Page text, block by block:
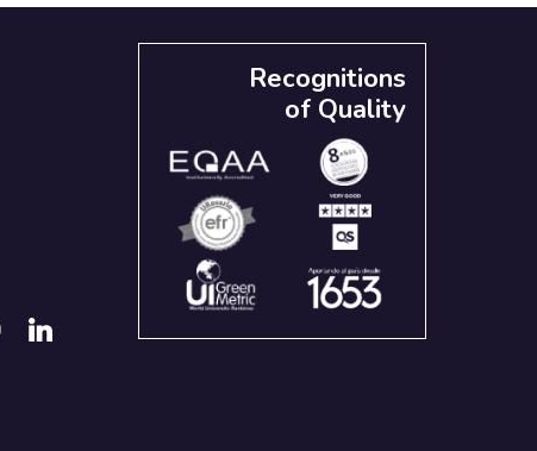
Recognitions
of Quality